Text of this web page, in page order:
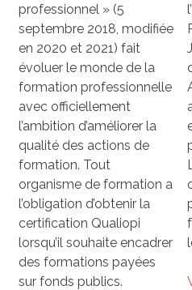
professionnel » (5
septembre 2018, modifiée
en 2020 et 2021) fait
évoluer le monde de la
formation professionnelle
avec officiellement
l’ambition d’améliorer la
qualité des actions de
formation. Tout
organisme de formation a
l’obligation d’obtenir la
certification Qualiopi
lorsqu’il souhaite encadrer
des formations payées
sur fonds publics.